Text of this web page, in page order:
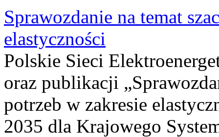
Sprawozdanie na temat
elastyczności
Polskie Sieci
oraz publikacji
potrzeb w zakresie
2035 dla Krajowego